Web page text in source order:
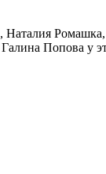
, Наталия Ромашка,
Галина Попова у